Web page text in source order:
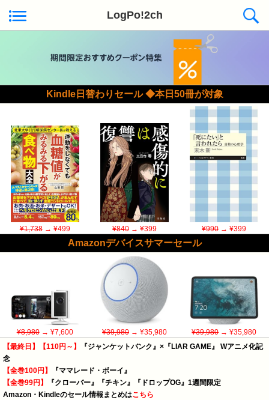
LogPo!2ch
Kindle日替わりセール ◆本日50冊が対象
¥1,738→ ¥499 ¥840→ ¥399 ¥990→ ¥399
Amazonデバイスサマーセール
¥8,980→ ¥7,600 ¥39,980→ ¥35,980 ¥39,980→ ¥35,980
【最終日】【110円～】
『ジャンケットバンク』×『LIAR GAME』 Wアニメ化記
念
【全巻100円】
『ママレード・ボーイ』
【全巻99円】
『クローバー』『チキン』『ドロップOG』1週間限定
Amazon・Kindleのセール情報まとめはこちら